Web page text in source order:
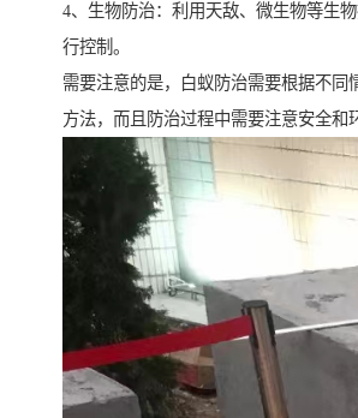
4、生物防治：利用天敌、微生物等生
行控制。
需要注意的是，白蚁防治需要根据不同
方法，而且防治过程中需要注意安全和